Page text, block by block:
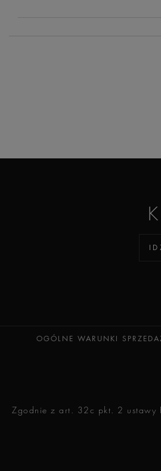
OGÓLNE WARUNKI
Zgodnie z art. 32c pkt. 2 ustawy